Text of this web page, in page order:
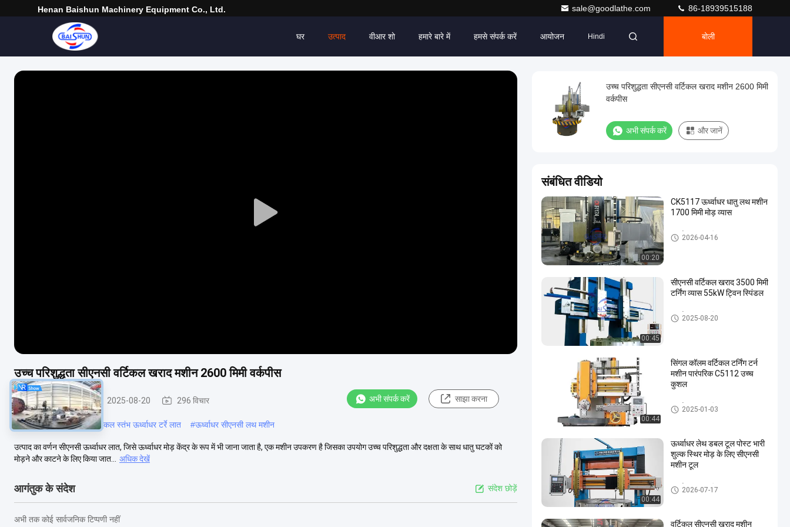
Henan Baishun Machinery Equipment Co., Ltd. sale@goodlathe.com 86-18939515188
घर उत्पाद वीआर शो हमारे बारे में हमसे संपर्क करें आयोजन Hindi बोली
Play
उच्च परिशुद्धता सीएनसी वर्टिकल खराद मशीन 2600 मिमी वर्कपीस
ऊर्ध्वाधर लात मशीन 2025-08-20 296 विचार अभी संपर्क करें साझा करना
#मैनुअल ऊर्ध्वाधर टर्रे टर्रे #एकल स्तंभ ऊर्ध्वाधर टर्रे लात #ऊर्ध्वाधर सीएनसी लथ मशीन
उत्पाद का वर्णन सीएनसी ऊर्ध्वाधर लात, जिसे ऊर्ध्वाधर मोड़ केंद्र के रूप में भी जाना जाता है, एक मशीन उपकरण है जिसका उपयोग उच्च परिशुद्धता और दक्षता के साथ धातु घटकों को
मोड़ने और काटने के लिए किया जात...
अधिक देखें
आगंतुक के संदेश संदेश छोड़ें
अभी तक कोई सार्वजनिक टिप्पणी नहीं
उच्च परिशुद्धता सीएनसी वर्टिकल खराद मशीन 2600 मिमी
वर्कपीस
अभी संपर्क करें और जानें
संबंधित वीडियो
00:20
CK5117 ऊर्ध्वाधर धातु लथ मशीन
1700 मिमी मोड़ व्यास
ऊर्ध्वाधर लात मशीन
2026-04-16
00:45
सीएनसी वर्टिकल खराद 3500 मिमी
टर्निंग व्यास 55kW ट्विन स्पिंडल
ऊर्ध्वाधर लात मशीन
2025-08-20
00:44
सिंगल कॉलम वर्टिकल टर्निंग टर्न
मशीन पारंपरिक C5112 उच्च
कुशल
ऊर्ध्वाधर लात मशीन
2025-01-03
00:44
ऊर्ध्वाधर लेथ डबल टूल पोस्ट भारी
शुल्क स्थिर मोड़ के लिए सीएनसी
मशीन टूल
ऊर्ध्वाधर लात मशीन
2026-07-17
वर्टिकल सीएनसी खराद मशीन